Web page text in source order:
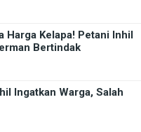
Harga Kelapa! Petani Inhil
Bertindak
Ingatkan Warga, Salah